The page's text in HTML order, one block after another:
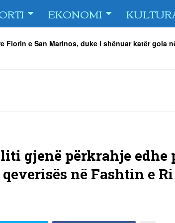
EKONOMI
Fiorin e San Marinos, duke i shënuar katër gola
Orhan Abdi -06/08/2026
këta lojtarë
gjenë përkrahje edhe
në Fashtin e